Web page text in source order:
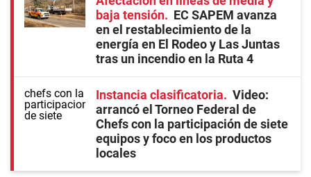
baja tensión
EC SAPEM avanza
en el restablecimiento de la
energía en El Rodeo y Las Juntas
tras un incendio en la Ruta 4
Instancia clasificatoria
Video:
arrancó el Torneo Federal de
Chefs con la participación de siete
equipos y foco en los productos
locales